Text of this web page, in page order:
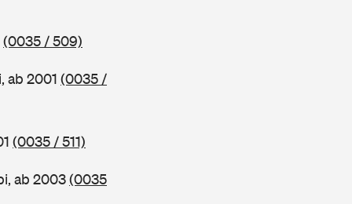
(0035 / 509)
ab 2001 (0035 /
(0035 / 511)
ab 2003(0035